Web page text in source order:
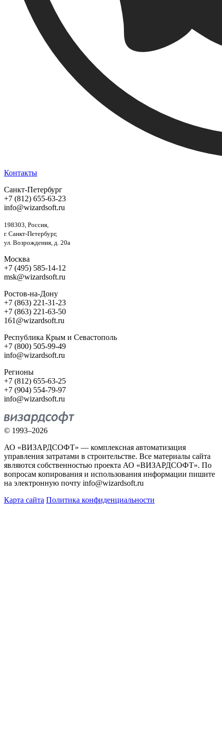
Контакты
Санкт-Петербург
+7 (812) 655-63-23
info@wizardsoft.ru
198303, Россия,
г. Санкт-Петербург,
ул. Возрождения, д. 20а
Москва
+7 (495) 585-14-12
msk@wizardsoft.ru
Ростов-на-Дону
+7 (863) 221-31-23
+7 (863) 221-63-50
161@wizardsoft.ru
Республика Крым и Севастополь
+7 (800) 505-99-49
info@wizardsoft.ru
Регионы
+7 (812) 655-63-25
+7 (904) 554-79-97
info@wizardsoft.ru
© 1993–2026
АО «ВИЗАРДСОФТ» — комплексная автоматизация
управления затратами в строительстве. Все материалы сайта
являются собственностью проекта АО «ВИЗАРДСОФТ». По
вопросам копирования и использования информации пишите
на электронную почту info@wizardsoft.ru
Карта сайта Политика конфиденциальности